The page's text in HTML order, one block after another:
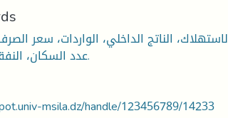
الناتج الداخلي، الواردات، سعر
عدد السكان، النفقات العامة.
msila.dz/handle/123456789/14233